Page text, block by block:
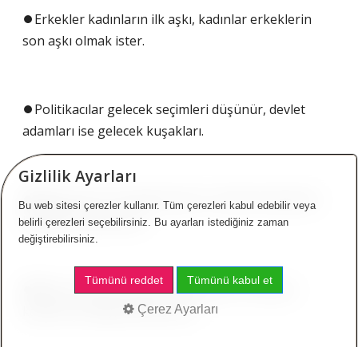
⏺️Erkekler kadınların ilk aşkı, kadınlar erkeklerin
son aşkı olmak ister.
⏺️Politikacılar gelecek seçimleri düşünür, devlet
adamları ise gelecek kuşakları.
⏺️Öğretmen bir kandile benzer, kendini tüketerek
başkalarına ışık verir.
⏺️Açlık ve savaş insanları öldürüyor; biz seyirci
kalarak insanlığı öldürüyoruz.
Gizlilik Ayarları
Bu web sitesi çerezler kullanır. Tüm çerezleri kabul edebilir veya
belirli çerezleri seçebilirsiniz. Bu ayarları istediğiniz zaman
değiştirebilirsiniz.
Tümünü reddet Tümünü kabul et
Çerez Ayarları